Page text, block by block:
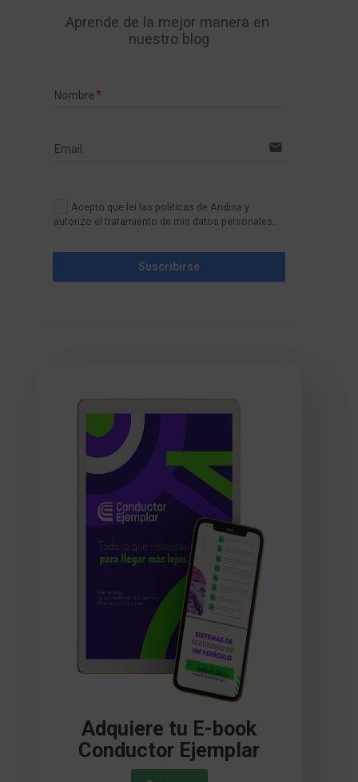
Aprende de la mejor manera en
nuestro blog
Nombre
Email email
Acepto que leí las políticas de Andina y
autorizo el tratamiento de mis datos personales.
Suscribirse
Adquiere tu E-book
Conductor Ejemplar